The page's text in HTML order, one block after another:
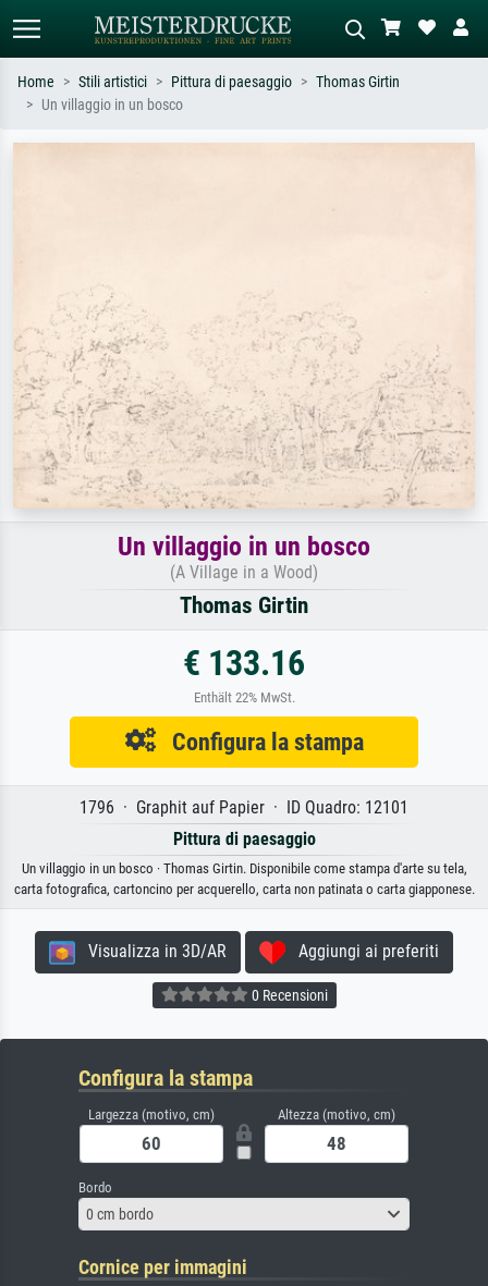
Home Stili artistici Pittura di paesaggio
Thomas Girtin
Un villaggio in un bosco
Un villaggio in un bosco
(A Village in a Wood)
Thomas Girtin
€ 133.16
Enthält 22% MwSt.
Configura la stampa
1796 · Graphit auf Papier · ID Quadro: 12101
Pittura di paesaggio
Un villaggio in un bosco · Thomas Girtin. Disponibile come stampa d'arte su tela,
carta fotografica, cartoncino per acquerello, carta non patinata o carta giapponese.
Visualizza in 3D/AR Aggiungi ai preferiti
0 Recensioni
Configura la stampa
Largezza (motivo, cm) Altezza (motivo, cm)
Bordo
0 cm bordo
Cornice per immagini